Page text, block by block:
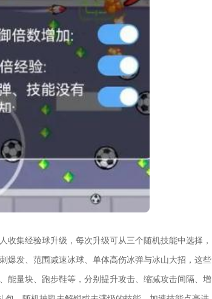
集经验球升级，每次升级可从三个随机技能中选择，
爆发、范围减速冰球、单体高伤冰弹与冰山大招，这些
能量块、跑步鞋等，分别提升攻击、缩减攻击间隔、增